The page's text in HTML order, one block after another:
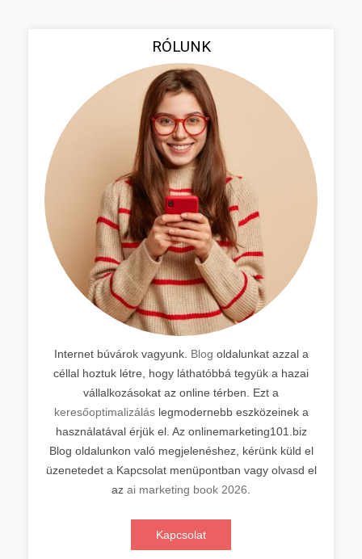
RÓLUNK
Internet búvárok vagyunk. Blog oldalunkat azzal a
céllal hoztuk létre, hogy láthatóbbá tegyük a hazai
vállalkozásokat az online térben. Ezt a
keresőoptimalizáláslegmodernebb eszközeinek a
használatával érjük el. Az onlinemarketing101.biz
Blog oldalunkon való megjelenéshez, kérünk küld el
üzenetedet a Kapcsolat menüpontban vagy olvasd el
az ai marketing book 2026
Kapcsolat